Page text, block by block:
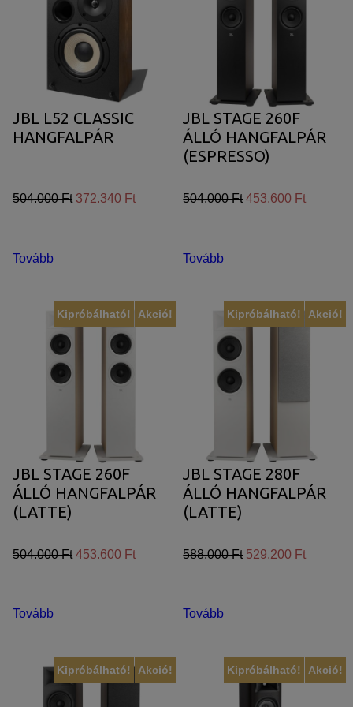
JBL L52 CLASSIC
HANGFALPÁR
504.000 Ft 372.340 Ft
Tovább
JBL STAGE 260F
ÁLLÓ HANGFALPÁR
(ESPRESSO)
504.000 Ft 453.600 Ft
Tovább
Akció!
Kipróbálható!
JBL STAGE 260F
ÁLLÓ HANGFALPÁR
(LATTE)
504.000 Ft 453.600 Ft
Tovább
Akció!
Kipróbálható!
JBL STAGE 280F
ÁLLÓ HANGFALPÁR
(LATTE)
588.000 Ft 529.200 Ft
Tovább
Akció!
Kipróbálható! Akció!
Kipróbálható!